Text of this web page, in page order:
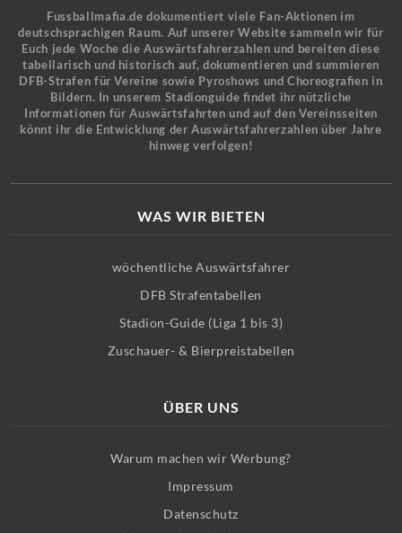
Fussballmafia.de dokumentiert viele Fan-Aktionen im
deutschsprachigen Raum. Auf unserer Website sammeln wir für
Euch jede Woche die Auswärtsfahrerzahlen und bereiten diese
tabellarisch und historisch auf, dokumentieren und summieren
DFB-Strafen für Vereine sowie Pyroshows und Choreografien in
Bildern. In unserem Stadionguide findet ihr nützliche
Informationen für Auswärtsfahrten und auf den Vereinsseiten
könnt ihr die Entwicklung der Auswärtsfahrerzahlen über Jahre
hinweg verfolgen!
WAS WIR BIETEN
wöchentliche Auswärtsfahrer
DFB Strafentabellen
Stadion-Guide (Liga 1 bis 3)
Zuschauer- & Bierpreistabellen
ÜBER UNS
Warum machen wir Werbung?
Impressum
Datenschutz